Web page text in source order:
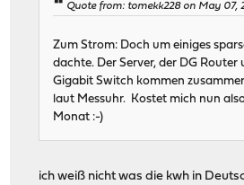
Quote from: tomekk228 on May 07,
Zum Strom: Doch um einiges
dachte. Der Server, der DG Router
Gigabit Switch kommen
laut Messuhr. Kostet mich nun
Monat :-)
ich weiß nicht was die kwh in